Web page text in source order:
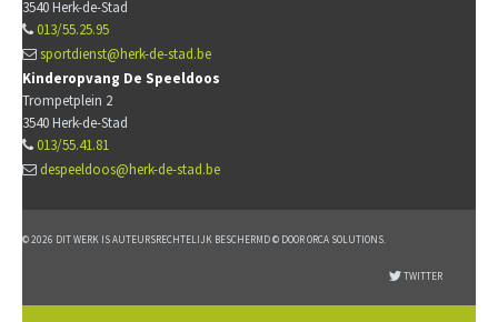
3540Herk-de-Stad
013/55.25.95
sportdienst@herk-de-stad.be
Kinderopvang De Speeldoos
Trompetplein 2
3540Herk-de-Stad
013/55.41.81
despeeldoos@herk-de-stad.be
© 2026 DIT WERK IS AUTEURSRECHTELIJK BESCHERMD © DOOR ORCA SOLUTIONS.
TWITTER